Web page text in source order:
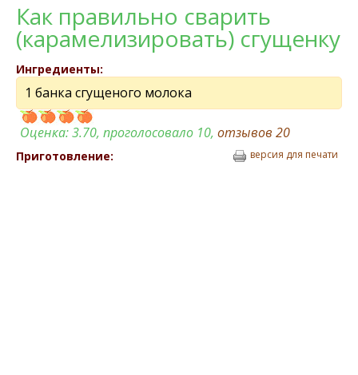
Как правильно сварить
(карамелизировать) сгущенку
Ингредиенты:
1 банка сгущеного молока
Оценка:3.70, проголосовало 10, отзывов 20
Приготовление: версия для печати